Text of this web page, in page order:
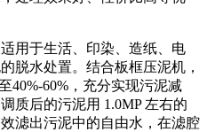
用于生活、印染、造纸、电
脱水处置。结合板框压泥机，
40%-60%，充分实现污泥减
质后的污泥用 1.0MP 左右的
滤出污泥中的自由水，在滤腔